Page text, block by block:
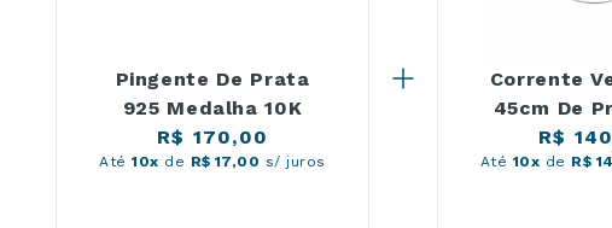
Pingente De Prata
925 Medalha 10K
R$ 170,00
Até10x de R$ 17,00 s/ juros
Corrente
45cm De
R$
Até 10x de R$